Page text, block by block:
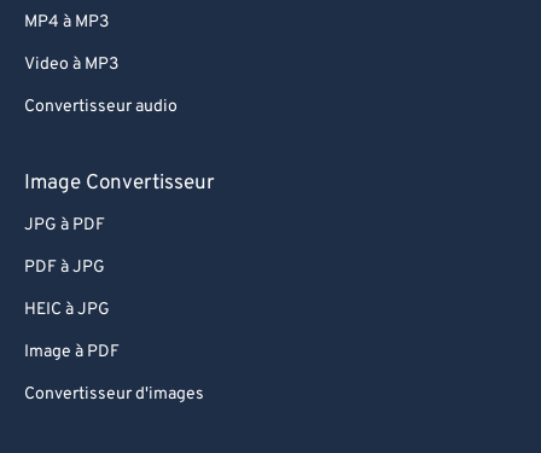
MP4 à MP3
Video à MP3
Convertisseur audio
Image Convertisseur
JPG à PDF
PDF à JPG
HEIC à JPG
Image à PDF
Convertisseur d'images